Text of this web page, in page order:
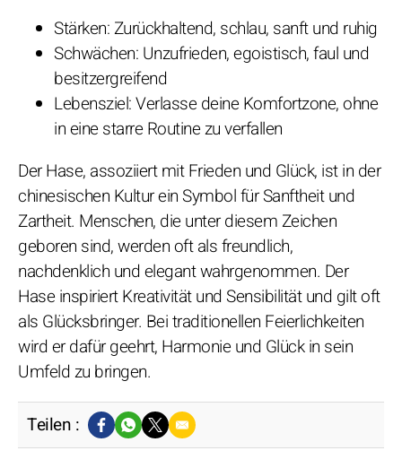
Stärken: Zurückhaltend, schlau, sanft und ruhig
Schwächen: Unzufrieden, egoistisch, faul und
besitzergreifend
Lebensziel: Verlasse deine Komfortzone, ohne
in eine starre Routine zu verfallen
Der Hase, assoziiert mit Frieden und Glück, ist in der
chinesischen Kultur ein Symbol für Sanftheit und
Zartheit. Menschen, die unter diesem Zeichen
geboren sind, werden oft als freundlich,
nachdenklich und elegant wahrgenommen. Der
Hase inspiriert Kreativität und Sensibilität und gilt oft
als Glücksbringer. Bei traditionellen Feierlichkeiten
wird er dafür geehrt, Harmonie und Glück in sein
Umfeld zu bringen.
Teilen :